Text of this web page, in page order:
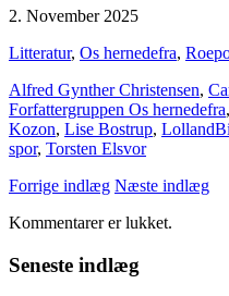
2. November 2025
Litteratur, Os hernedefra,
Alfred Gynther Christensen,
Forfattergruppen Os hernedefra,
Kozon, Lise Bostrup,
spor, Torsten Elsvor
Forrige indlæg Næste indlæg
Kommentarer er lukket.
Seneste indlæg